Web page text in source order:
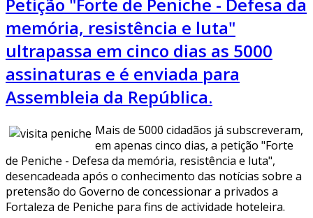
memória, resistência e luta"
ultrapassa em cinco dias as 5000
assinaturas e é enviada para
Assembleia da República.
Mais de 5000 cidadãos já subscreveram,
em apenas cinco dias, a petição "Forte
de Peniche - Defesa da memória, resistência e luta",
desencadeada após o conhecimento das notícias sobre a
pretensão do Governo de concessionar a privados a
Fortaleza de Peniche para fins de actividade hoteleira.